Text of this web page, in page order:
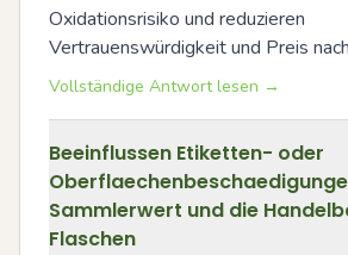
Oxidationsrisiko und reduzieren
Vertrauenswürdigkeit und Preis
Vollständige Antwort lesen →
Beeinflussen Etiketten- oder
Sammlerwert und die
Flaschen